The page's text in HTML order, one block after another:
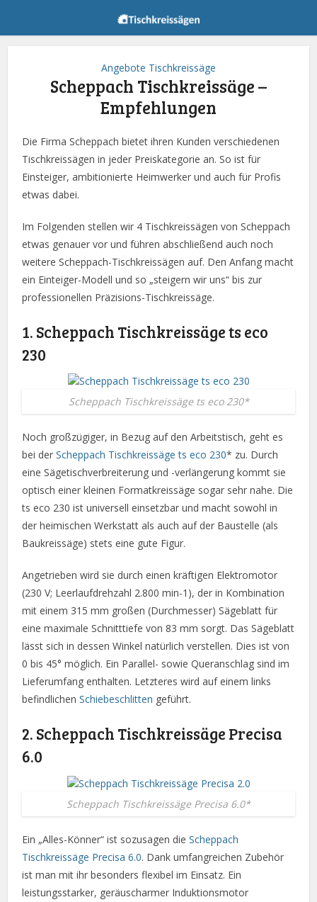
Angebote Tischkreissäge
Scheppach Tischkreissäge –
Empfehlungen
Die Firma Scheppach bietet ihren Kunden verschiedenen
Tischkreissägen in jeder Preiskategorie an. So ist für
Einsteiger, ambitionierte Heimwerker und auch für Profis
etwas dabei.
Im Folgenden stellen wir 4 Tischkreissägen von Scheppach
etwas genauer vor und führen abschließend auch noch
weitere Scheppach-Tischkreissägen auf. Den Anfang macht
ein Einteiger-Modell und so „steigern wir uns“ bis zur
professionellen Präzisions-Tischkreissäge.
1. Scheppach Tischkreissäge ts eco
230
Scheppach Tischkreissäge ts eco 230*
Noch großzügiger, in Bezug auf den Arbeitstisch, geht es
bei derScheppach Tischkreissäge ts eco 230* zu. Durch
eine Sägetischverbreiterung und -verlängerung kommt sie
optisch einer kleinen Formatkreissäge sogar sehr nahe. Die
ts eco 230 ist universell einsetzbar und macht sowohl in
der heimischen Werkstatt als auch auf der Baustelle (als
Baukreissäge) stets eine gute Figur.
Angetrieben wird sie durch einen kräftigen Elektromotor
(230 V; Leerlaufdrehzahl 2.800 min-1), der in Kombination
mit einem 315 mm großen (Durchmesser) Sägeblatt für
eine maximale Schnitttiefe von 83 mm sorgt. Das Sägeblatt
lässt sich in dessen Winkel natürlich verstellen. Dies ist von
0 bis 45° möglich. Ein Parallel- sowie Queranschlag sind im
Lieferumfang enthalten. Letzteres wird auf einem links
befindlichenSchiebeschlitten geführt.
2. Scheppach Tischkreissäge Precisa
6.0
Scheppach Tischkreissäge Precisa 6.0*
Ein „Alles-Könner“ ist sozusagen dieScheppach
Tischkreissäge Precisa 6.0. Dank umfangreichen Zubehör
ist man mit ihr besonders flexibel im Einsatz. Ein
leistungsstarker, geräuscharmer Induktionsmotor